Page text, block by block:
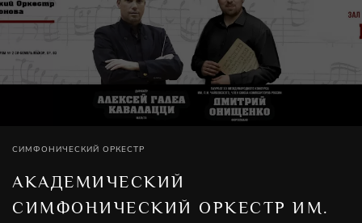
СИМФОНИЧЕСКИЙ ОРКЕСТР
АКАДЕМИЧЕСКИЙ
СИМФОНИЧЕСКИЙ ОРКЕСТР ИМ.